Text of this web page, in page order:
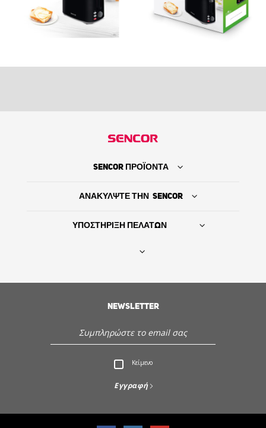
Εξυπηρέτηση - Υποστήριξη πελατών
SENCOR ΠΡΟΪΟΝΤΑ
ΑΝΑΚΥΛΨΤΕ ΤΗΝ SENCOR
ΥΠΟΣΤΗΡΙΞΗ ΠΕΛΑΤΩΝ
NEWSLETTER
Κείμενο
Εγγραφή